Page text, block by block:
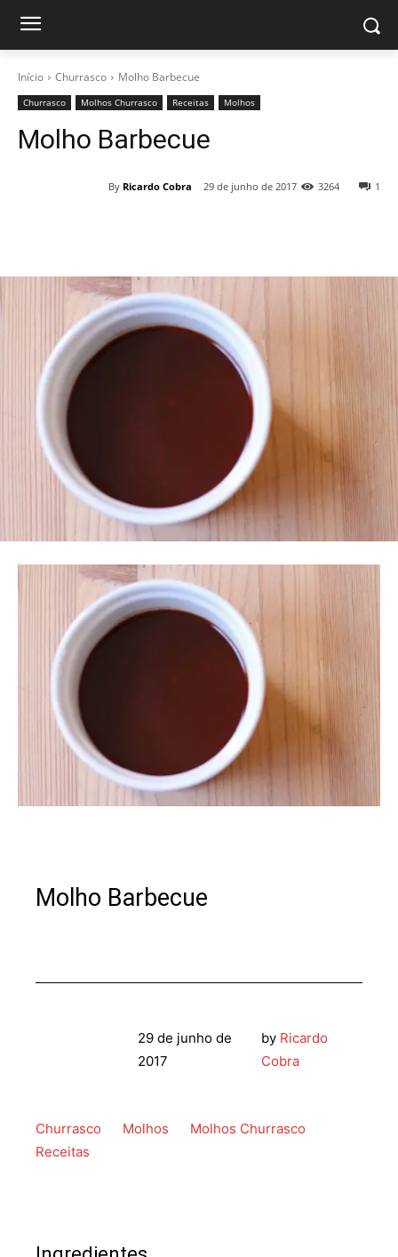
Início Churrasco Molho Barbecue
Churrasco Molhos Churrasco Receitas Molhos
Molho Barbecue
By Ricardo Cobra 29 de junho de 2017 1
3264
Molho Barbecue
29 de junho de
2017
by Ricardo
Cobra
Churrasco Molhos
Molhos Churrasco
Receitas